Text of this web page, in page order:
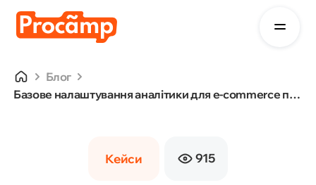
Блог
Базове налаштування аналітики для e-commerce проєкту
Кейси 915